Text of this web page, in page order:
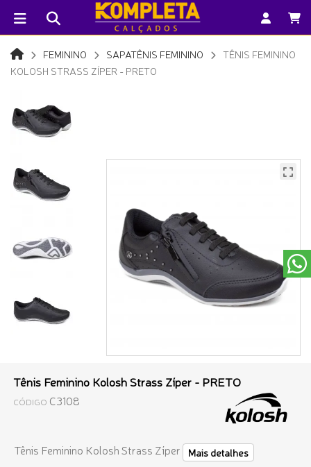
FEMININO SAPATÊNIS FEMININO
TÊNIS FEMININO
KOLOSH STRASS ZÍPER - PRETO
Tênis Feminino Kolosh Strass Zíper - PRETO
CÓDIGO C3108
Tênis Feminino Kolosh Strass Zíper Mais detalhes